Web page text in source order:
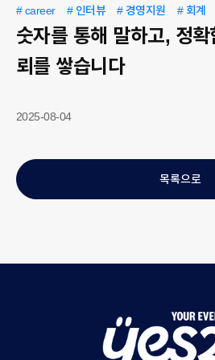
# career # 인터뷰 # 경영지원 # 회계
숫자를 통해 말하고, 정확
뢰를 쌓습니다
2025-08-04
목록으로